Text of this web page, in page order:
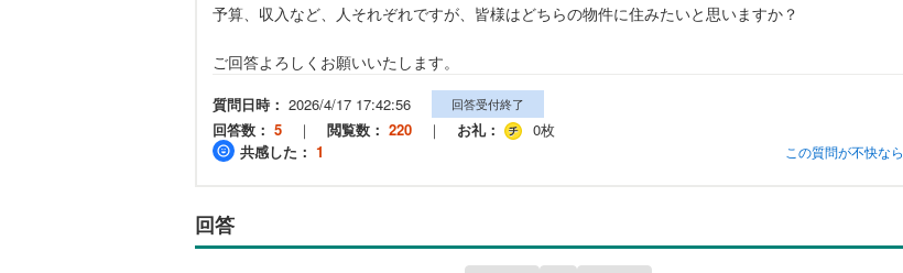
予算、収入など、人それぞれですが、皆様はどちらの物件に住みたいと思いますか？
ご回答よろしくお願いいたします。
質問日時： 2026/4/17 17:42:56 回答受付終了
回答数： 5 ｜ 閲覧数： 220 ｜ お礼：
0枚
共感した： 1 この質問が不快なら
回答